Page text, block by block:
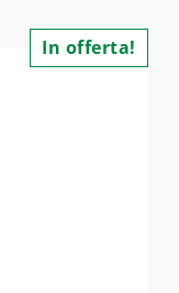
In offerta!